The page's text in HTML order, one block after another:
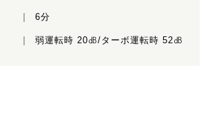
6分
弱運転時 20㏈/ターボ運転時 52㏈